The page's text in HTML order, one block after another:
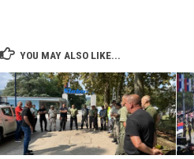
YOU MAY ALSO LIKE...